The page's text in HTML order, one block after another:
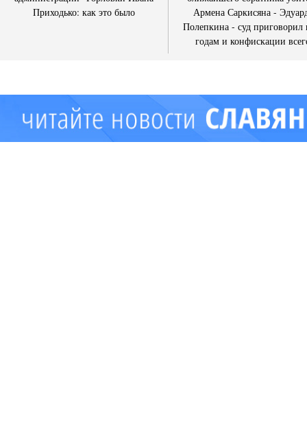
Приходько: как это было
Армена Саркисяна -
Полепкина - суд приговорил
годам и конфискации